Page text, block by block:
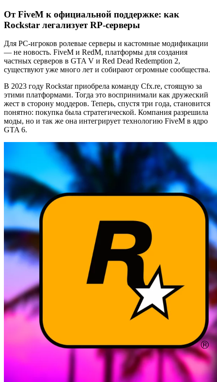
От FiveM к официальной поддержке: как
Rockstar легализует RP-серверы
Для PC-игроков ролевые серверы и кастомные модификации
— не новость. FiveM и RedM, платформы для создания
частных серверов в GTA V и Red Dead Redemption 2,
существуют уже много лет и собирают огромные сообщества.
В 2023 году Rockstar приобрела команду Cfx.re, стоящую за
этими платформами. Тогда это воспринимали как дружеский
жест в сторону моддеров. Теперь, спустя три года, становится
понятно: покупка была стратегической. Компания разрешила
моды, но и так же она интегрирует технологию FiveM в ядро
GTA 6.